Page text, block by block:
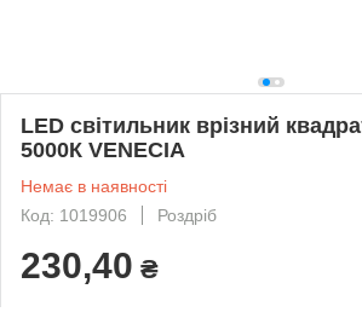
LED світильник врізний
5000К VENECIA
Немає в наявності
Код: 1019906
Роздріб
230,40 ₴